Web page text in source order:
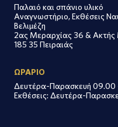
Παλαιό και σπάνιο υλικό
Αναγνωστήριο, Εκθέσεις
Βελιμέζη
2ας Μεραρχίας 36 &
185 35 Πειραιάς
ΩΡΑΡΙΟ
Δευτέρα-Παρασκευή 09.00
Εκθέσεις: Δευτέρα-